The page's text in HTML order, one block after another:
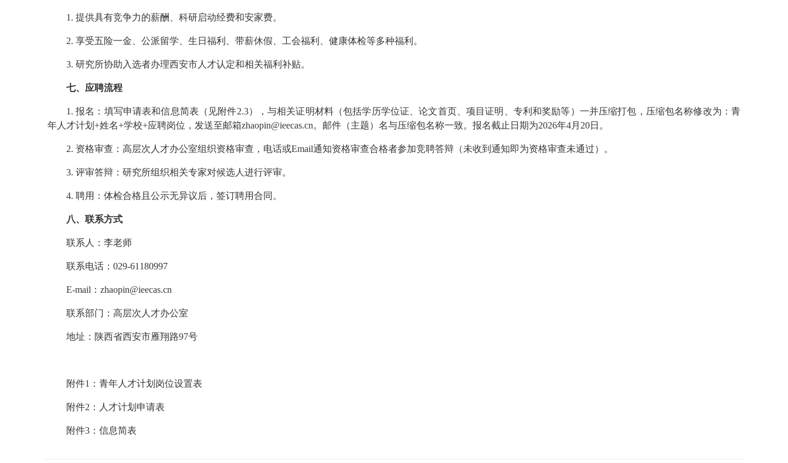
1. 提供具有竞争力的薪酬、科研启动经费和安家费。
2. 享受五险一金、公派留学、生日福利、带薪休假、工会福利、健康体检等多种福利。
3. 研究所协助入选者办理西安市人才认定和相关福利补贴。
七、应聘流程
1. 报名：填写申请表和信息简表（见附件2.3），与相关证明材料（包括学历学位证、论文首页、项目证明、专利和奖励等）一并压缩打包，压缩包名称修改为：青
年人才计划+姓名+学校+应聘岗位，发送至邮箱zhaopin@ieecas.cn。邮件（主题）名与压缩包名称一致。报名截止日期为2026年4月20日。
2. 资格审查：高层次人才办公室组织资格审查，电话或Email通知资格审查合格者参加竞聘答辩（未收到通知即为资格审查未通过）。
3. 评审答辩：研究所组织相关专家对候选人进行评审。
4. 聘用：体检合格且公示无异议后，签订聘用合同。
八、联系方式
联系人：李老师
联系电话：029-61180997
E-mail：zhaopin@ieecas.cn
联系部门：高层次人才办公室
地址：陕西省西安市雁翔路97号
附件1：青年人才计划岗位设置表
附件2：人才计划申请表
附件3：信息简表